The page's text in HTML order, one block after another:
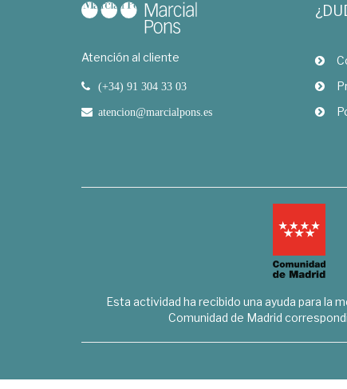
Atención al cliente
(+34) 91 304 33 03
atencion@marcialpons.es
Esta actividad ha recibido una ayuda para la
Comunidad de Madrid